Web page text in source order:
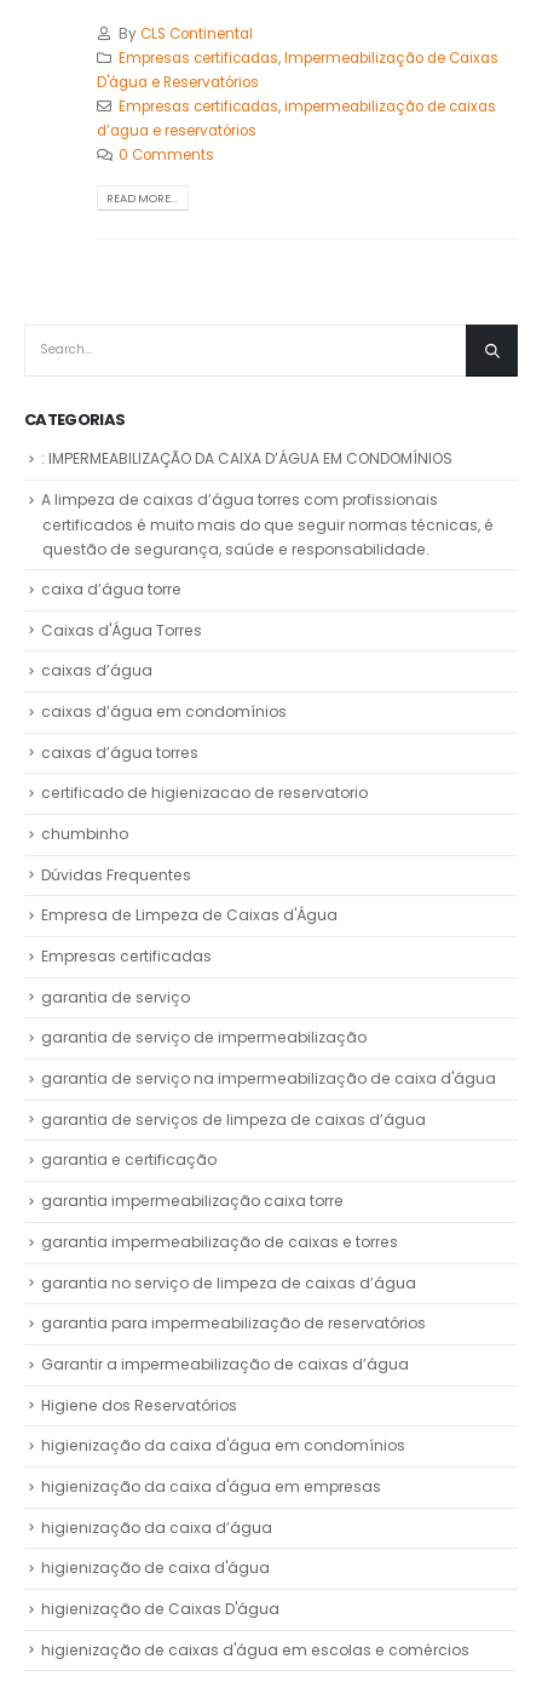
ByCLS Continental
Empresas certificadas,Impermeabilização de Caixas
D'água e Reservatórios
Empresas certificadas,impermeabilização de caixas
d’agua e reservatórios
0 Comments
READ MORE...
CATEGORIAS
: IMPERMEABILIZAÇÃO DA CAIXA D’ÁGUA EM CONDOMÍNIOS
A limpeza de caixas d’água torres com profissionais
certificados é muito mais do que seguir normas técnicas, é
questão de segurança, saúde e responsabilidade.
caixa d’água torre
Caixas d'Água Torres
caixas d’água
caixas d’água em condomínios
caixas d’água torres
certificado de higienizacao de reservatorio
chumbinho
Dúvidas Frequentes
Empresa de Limpeza de Caixas d'Água
Empresas certificadas
garantia de serviço
garantia de serviço de impermeabilização
garantia de serviço na impermeabilização de caixa d'água
garantia de serviços de limpeza de caixas d’água
garantia e certificação
garantia impermeabilização caixa torre
garantia impermeabilização de caixas e torres
garantia no serviço de limpeza de caixas d’água
garantia para impermeabilização de reservatórios
Garantir a impermeabilização de caixas d’água
Higiene dos Reservatórios
higienização da caixa d'água em condomínios
higienização da caixa d'água em empresas
higienização da caixa d’água
higienização de caixa d'água
higienização de Caixas D'água
higienização de caixas d'água em escolas e comércios